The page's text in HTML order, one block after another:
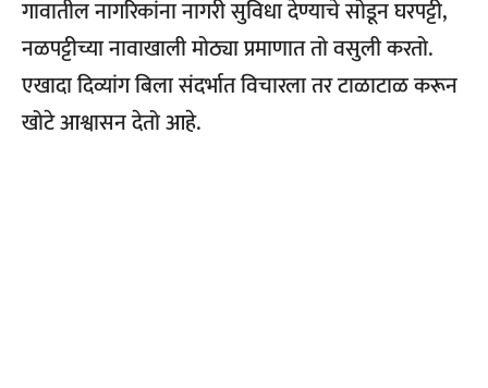
गावातील नागरिकांना नागरी सुविधा देण्याचे सोडून घरपट्टी,
नळपट्टीच्या नावाखाली मोठ्या प्रमाणात तो वसुली करतो.
एखादा दिव्यांग बिला संदर्भात विचारला तर टाळाटाळ करून
खोटे आश्वासन देतो आहे.